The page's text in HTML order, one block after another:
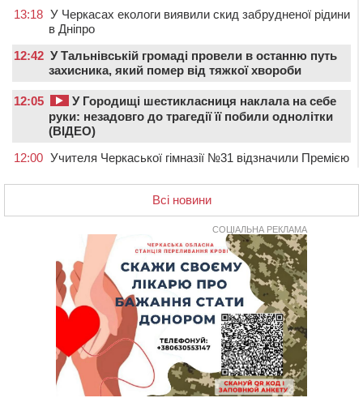
13:18 У Черкасах екологи виявили скид забрудненої рідини
в Дніпро
12:42 У Тальнівській громаді провели в останню путь
захисника, який помер від тяжкої хвороби
12:05
У Городищі шестикласниця наклала на себе
руки: незадовго до трагедії її побили однолітки
(ВІДЕО)
12:00 Учителя Черкаської гімназії №31 відзначили Премією
На Черкащині запрацювала Мистецько-краєзнавча
У Вільшанській громаді попрощалися із
захисником, який помер від тяжких поранень
Всі опинилися в кюветі: у Будищі зіткнулися два
автомобілі та мотоцикл
На Черкащині боржникам за електроенергію
нарахують 3% річних та інфляційні втрати
Черкащина серед лідерів за кількістю штрафів для
підприємств через неподання даних про транспорт до
ТЦК
Всі новини
СОЦІАЛЬНА РЕКЛАМА